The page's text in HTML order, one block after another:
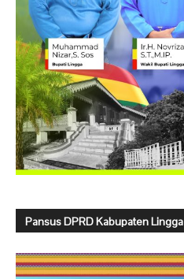
Pansus DPRD Kabupaten Lingga